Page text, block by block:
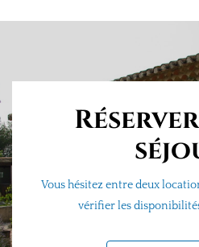
Vous hésitez entre deux
vérifier les